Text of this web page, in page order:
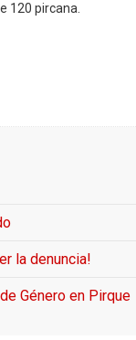
120 pircana.
la denuncia!
Género en Pirque